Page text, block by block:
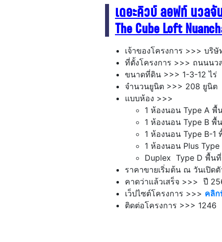
เดอะคิวบ์ ลอฟท์ นวลจั
The Cube Loft
เจ้าของโครงการ >>> บริ
ที่ตั้งโครงการ >>> ถนนนว
ขนาดที่ดิน >>> 1-3-12 ไร่
จำนวนยูนิต >>> 208 ยูนิต
แบบห้อง >>>
1 ห้องนอน Type A
1 ห้องนอน Type B
1 ห้องนอน Type B-
1 ห้องนอน Plus
Duplex Type D พื้น
ราคาขายเริ่มต้น ณ วันเปิด
คาดว่าแล้วเสร็จ >>> ปี
เว็ปไซต์โครงการ >>> คลิ
ติดต่อโครงการ >>> 1246